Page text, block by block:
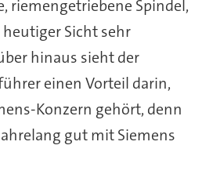
riemengetriebene Spindel,
Sicht sehr
hinaus sieht der
einen Vorteil darin,
Konzern gehört, denn
gut mit Siemens